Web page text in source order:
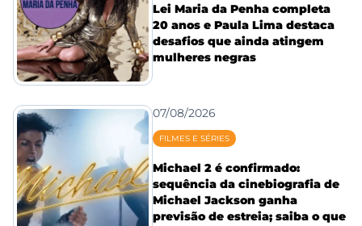
Lei Maria da Penha completa
20 anos e Paula Lima destaca
desafios que ainda atingem
mulheres negras
07/08/2026
FILMES E SÉRIES
Michael 2 é confirmado:
sequência da cinebiografia de
Michael Jackson ganha
previsão de estreia; saiba o que